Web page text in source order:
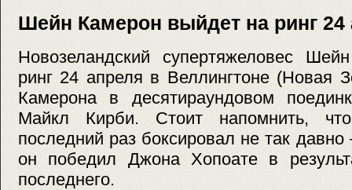
Шейн Камерон выйдет на ринг 24
Новозеландский супертяжеловес
ринг 24 апреля в Веллингтоне (Новая
Камерона в десятираундовом
Майкл Кирби. Стоит напомнить,
последний раз боксировал не так
он победил Джона Хопоате в
последнего.